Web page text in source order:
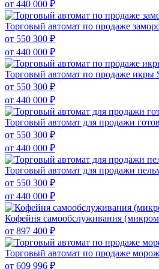
от 440 000 ₽
Торговый автомат по продаже
от 550 300 ₽
от 440 000 ₽
Торговый автомат по продаже икры
от 550 300 ₽
от 440 000 ₽
Торговый автомат для продажи
от 550 300 ₽
от 440 000 ₽
Торговый автомат для продажи
от 550 300 ₽
от 440 000 ₽
Кофейня самообслуживания
от 897 400 ₽
Торговый автомат по продаже
от 609 996 ₽